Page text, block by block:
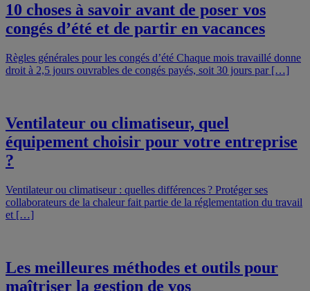
10 choses à savoir avant de poser vos
congés d’été et de partir en vacances
Règles générales pour les congés d’été Chaque mois travaillé donne
droit à 2,5 jours ouvrables de congés payés, soit 30 jours par […]
Ventilateur ou climatiseur, quel
équipement choisir pour votre entreprise
?
Ventilateur ou climatiseur : quelles différences ? Protéger ses
collaborateurs de la chaleur fait partie de la réglementation du travail
et […]
Les meilleures méthodes et outils pour
maîtriser la gestion de vos